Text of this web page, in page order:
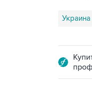
Украина